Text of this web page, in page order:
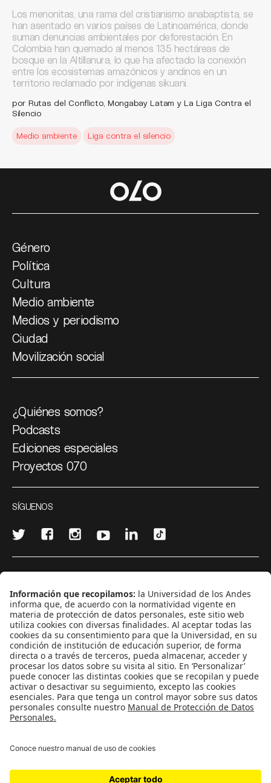
Los menonitas, una rama del cristianismo anabaptista, se
han asentado en varios países de Latinoamérica, donde
suman denuncias ambientales por deforestación. En
Colombia han quemado al menos 135 hectáreas de
bosque en la Altillanura, lo que ha afectado la conexión
entre los ecosistemas amazónicos y andinos en un
territorio reclamado por indígenas sikuani.
por Rutas del Conflicto, Mongabay Latam y La Liga Contra el
Silencio
Medio ambiente Liga contra el silencio
Género
Política
Cultura
Medio ambiente
Medios y periodismo
Ciudad
Movilización social
¿Quiénes somos?
Podcasts
Ediciones especiales
Proyectos 070
SÍGUENOS
CONTÁCTANOS
cerosetenta@uniandes.edu.co
BOGOTÁ, COLOMBIA
NEWSLETTER